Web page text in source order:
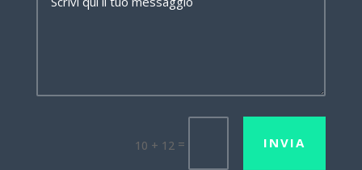
10 + 12 = INVIA